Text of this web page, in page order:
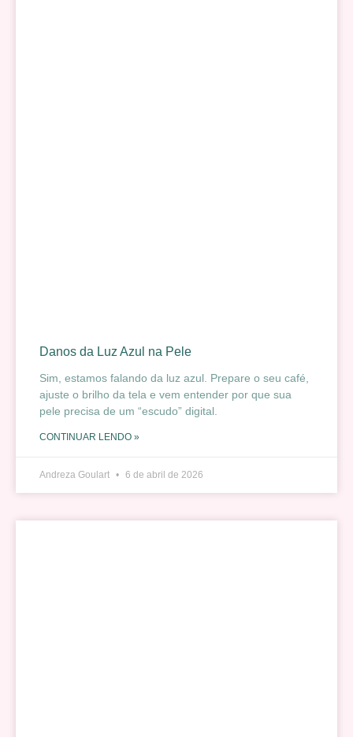
Danos da Luz Azul na Pele
Sim, estamos falando da luz azul. Prepare o seu café,
ajuste o brilho da tela e vem entender por que sua
pele precisa de um “escudo” digital.
CONTINUAR LENDO »
Andreza Goulart 6 de abril de 2026